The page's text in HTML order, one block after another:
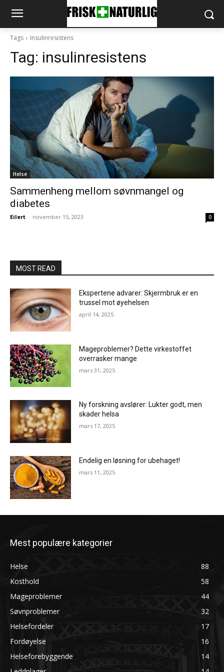
Tags Insulinresistens
Tag: insulinresistens
Helse
Sammenheng mellom søvnmangel og
diabetes
Eilert - november 15, 2023 0
MOST READ
Ekspertene advarer: Skjermbruk er en
trussel mot øyehelsen
april 14, 2025
Mageproblemer? Dette virkestoffet
overrasker mange
mars 31, 2025
Ny forskning avslører: Lukter godt, men
skader helsa
mars 17, 2025
Endelig en løsning for ubehaget!
mars 11, 2025
Mest populære kategorier
Helse
88
Kosthold
58
Mageproblemer
44
Søvnproblemer
32
Helsefordeler
17
Fordøyelse
16
Helseforebyggende
14